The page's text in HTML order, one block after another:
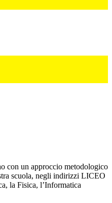
con un approccio metodologico
scuola, negli indirizzi LICEO
la Fisica, l’Informatica